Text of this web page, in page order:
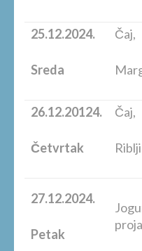
25.12.2024.
Sreda
Čaj,
26.12.20124.
Četvrtak
Čaj,
27.12.2024.
Petak
proja